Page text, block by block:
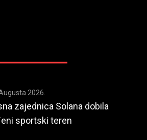
2026.
zajednica Solana dobila
sportski teren